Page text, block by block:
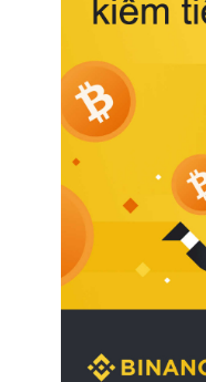
sản phẩm
tế còn giúp
khuẩn và
thời tiết
thêm các
động của
phòng ngủ
người tại
Link) để
2. Các
chăn ga
ngủ
Để sở hữu
cao cấp
công
nhắc kỹ